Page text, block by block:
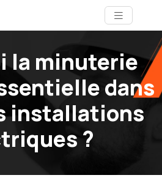
la minuterie
dans
installations
?